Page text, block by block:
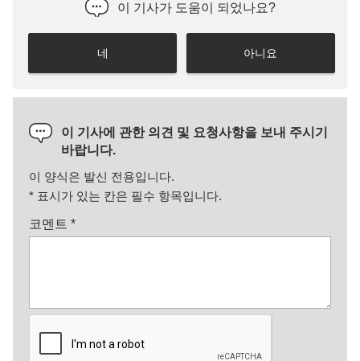
이 기사가 도움이 되었나요?
네 아니요
이 기사에 관한 의견 및 요청사항을 보내 주시기
바랍니다.
이 양식은 발신 전용입니다.
* 표시가 있는 칸은 필수 항목입니다.
코멘트 *